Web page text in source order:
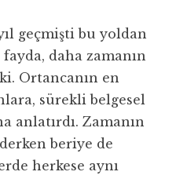
geçmişti bu yoldan
daha zamanın
Ortancanın en
sürekli belgesel
anlatırdı. Zamanın
beriye de
herkese aynı